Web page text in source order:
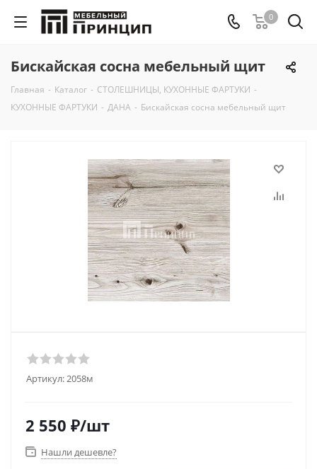
0
Бискайская сосна мебельный щит
Главная - Каталог - СТОЛЕШНИЦЫ, КУХОННЫЕ ФАРТУКИ -
КУХОННЫЕ ФАРТУКИ - ДАНА - Бискайская сосна мебельный щит
Артикул:2058м
2 550 ₽/шт
Нашли дешевле?